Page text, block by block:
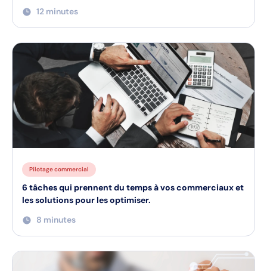
12 minutes
Pilotage commercial
6 tâches qui prennent du temps à vos commerciaux et
les solutions pour les optimiser.
8 minutes